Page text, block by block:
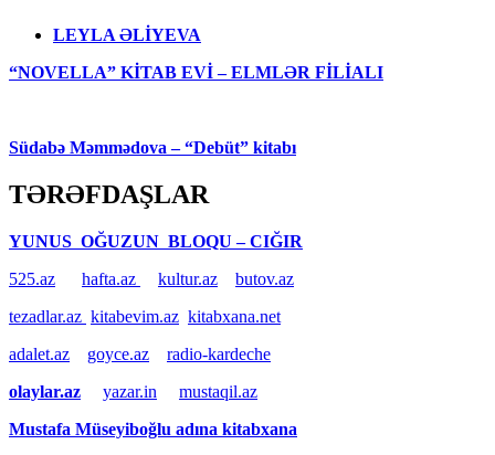
LEYLA ƏLİYEVA
“NOVELLA” KİTAB EVİ – ELMLƏR FİLİALI
Südabə Məmmədova – “Debüt” kitabı
TƏRƏFDAŞLAR
YUNUS OĞUZUN BLOQU – CIĞIR
525.az
hafta.az kultur.az
butov.az
tezadlar.az kitabevim.az kitabxana.net
adalet.az
goyce.az
radio-kardeche
olaylar.az
yazar.in
mustaqil.az
Mustafa Müseyiboğlu adına kitabxana